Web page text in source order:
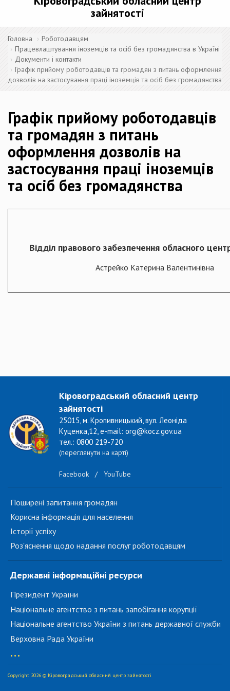
зайнятості
Головна
Роботодавцям
Працевлаштування іноземців та осіб без громадянства в Україні
Документи і контакти
Графік прийому роботодавців та громадян з питань оформлення
дозволів на застосування праці іноземців та осіб без громадянства
Графік прийому роботодавців
та громадян з питань
оформлення дозволів на
застосування праці іноземців
та осіб без громадянства
Відділ правового забезпечення обласного
Астрейко Катерина Валентинівна
Кіровоградський обласний центр
зайнятості
25015, м. Кропивницький, вул. Леоніда
Куценка,12, e-mail: org@kocz.gov.ua
тел.: 0800 219-720
(переглянути на карті)
Facebook / YouTube
Поширені запитання громадян
Корисна інформація для населення
Історії успіху
Роз'яснення щодо надання послуг роботодавцям
Державні інформаційні ресурси
Президент України
Національне агентство з питань запобігання корупції
Національне агентство України з питань державної служби
Верховна Рада України
...
Copyright 2026 © Кіровоградський обласний центр зайнятості